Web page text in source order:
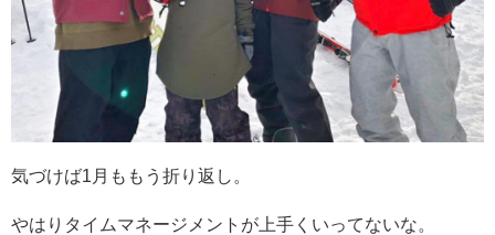
気づけば1月ももう折り返し。
やはりタイムマネージメントが上手くいってないな。